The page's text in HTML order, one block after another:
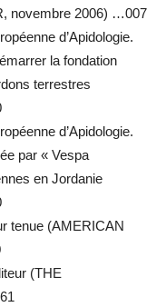
novembre 2006) …007
d’Apidologie.
la fondation
terrestres
d’Apidologie.
par « Vespa
en Jordanie
tenue (AMERICAN
(THE